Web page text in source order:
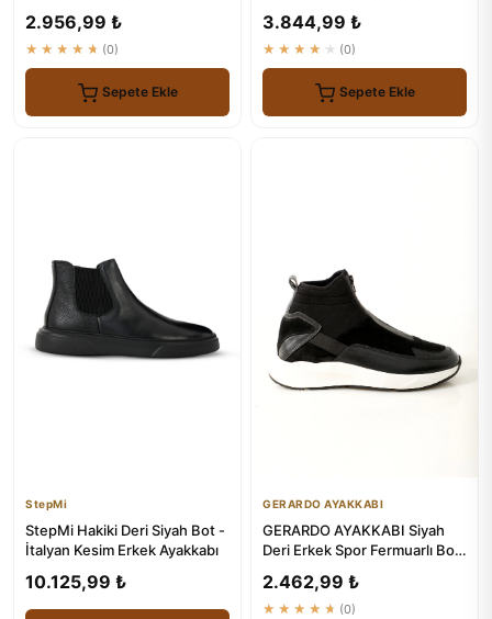
2.956,99 ₺
★★★★★ (0)
Sepete Ekle
3.844,99 ₺
★★★★★ (0)
Sepete Ekle
StepMi
StepMi Hakiki Deri Siyah Bot -
İtalyan Kesim Erkek Ayakkabı
10.125,99 ₺
GERARDO AYAKKABI
GERARDO AYAKKABI Siyah
Deri Erkek Spor Fermuarlı Bot
2.462,99 ₺
★★★★★ (0)